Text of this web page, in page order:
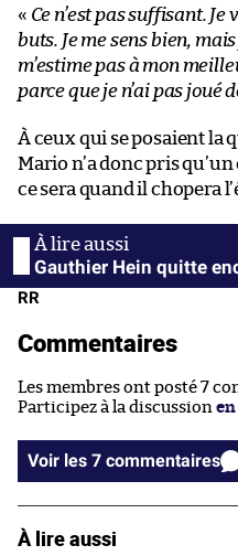
« Ce n’est pas suffisant.
buts. Je me sens bien,
m’estime pas à mon
parce que je n’ai pas joué
À ceux qui se posaient la
Mario n’a donc pris
ce sera quand il chopera
Gauthier Hein quitte
RR
Commentaires
Les membres ont posté 7
Participez à la discussion
Voir les 7 commentaires
À lire aussi